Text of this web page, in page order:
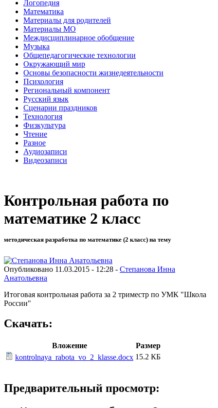
Логопедия
Математика
Материалы для родителей
Материалы МО
Междисциплинарное обобщение
Музыка
Общепедагогические технологии
Окружающий мир
Основы безопасности жизнедеятельности
Психология
Региональный компонент
Русский язык
Сценарии праздников
Технология
Физкультура
Чтение
Разное
Аудиозаписи
Видеозаписи
Контрольная работа по
математике 2 класс
методическая разработка по математике (2 класс) на тему
Опубликовано 11.03.2015 - 12:28 - Cтепанова Инна
Анатольевна
Итоговая контрольная работа за 2 триместр по УМК "Школа
России"
Скачать:
Вложение
Размер
kontrolnaya_rabota_vo_2_klasse.docx 15.2 КБ
Предварительный просмотр: